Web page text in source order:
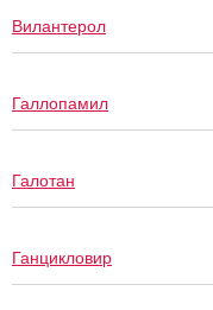
Вилантерол
Галлопамил
Галотан
Ганцикловир